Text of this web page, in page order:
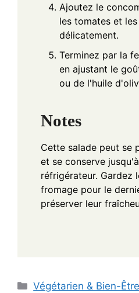
Ajoutez le
les tomates et
délicatement.
Terminez par la
en ajustant le
ou de l'huile
Notes
Cette salade peut se
et se conserve
réfrigérateur. Gardez
fromage pour le
préserver leur
Categories
Végétarien & Bien-Être